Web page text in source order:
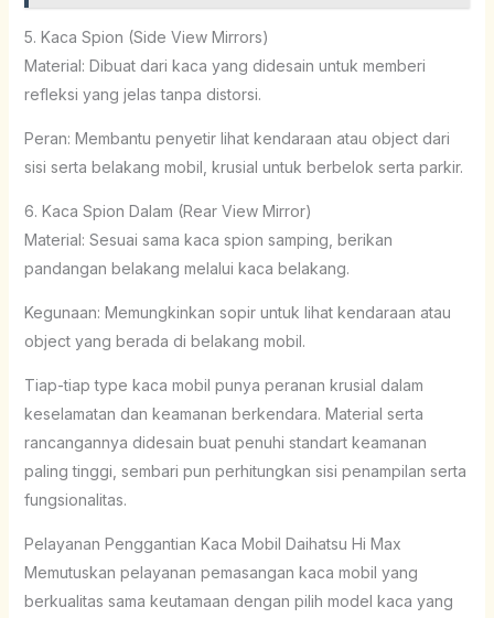
5. Kaca Spion (Side View Mirrors)
Material: Dibuat dari kaca yang didesain untuk memberi
refleksi yang jelas tanpa distorsi.
Peran: Membantu penyetir lihat kendaraan atau object dari
sisi serta belakang mobil, krusial untuk berbelok serta parkir.
6. Kaca Spion Dalam (Rear View Mirror)
Material: Sesuai sama kaca spion samping, berikan
pandangan belakang melalui kaca belakang.
Kegunaan: Memungkinkan sopir untuk lihat kendaraan atau
object yang berada di belakang mobil.
Tiap-tiap type kaca mobil punya peranan krusial dalam
keselamatan dan keamanan berkendara. Material serta
rancangannya didesain buat penuhi standart keamanan
paling tinggi, sembari pun perhitungkan sisi penampilan serta
fungsionalitas.
Pelayanan Penggantian Kaca Mobil Daihatsu Hi Max
Memutuskan pelayanan pemasangan kaca mobil yang
berkualitas sama keutamaan dengan pilih model kaca yang